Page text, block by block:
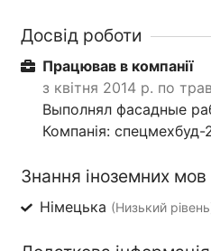
Досвід роботи
Працював в компанії
з квітня 2014 р. по
Выполнял фасадные
Компанія: спецмехбуд-
Знання іноземних мов
Німецька (Низький